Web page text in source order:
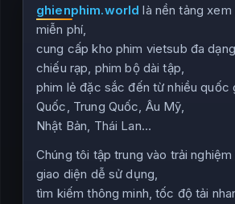
ghienphim.world là nền tảng
miễn phí,
cung cấp kho phim vietsub đa
chiếu rạp, phim bộ dài tập,
phim lẻ đặc sắc đến từ nhiều quốc
Quốc, Trung Quốc, Âu Mỹ,
Nhật Bản, Thái Lan…
Chúng tôi tập trung vào trải
giao diện dễ sử dụng,
tìm kiếm thông minh, tốc độ tải